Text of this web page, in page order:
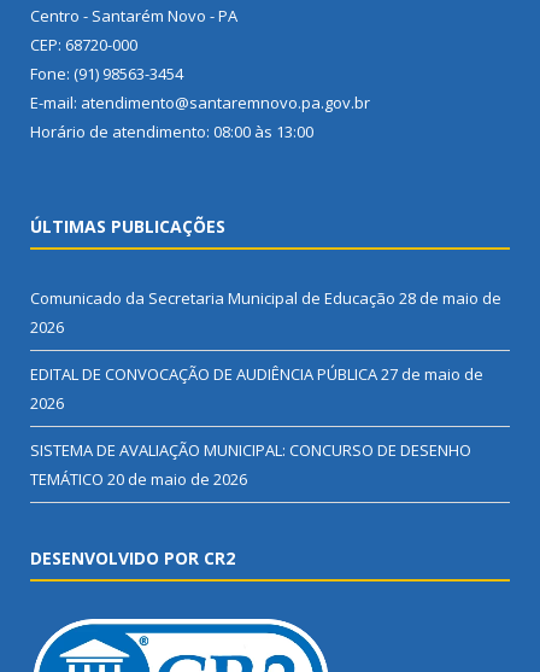
Centro - Santarém Novo - PA
CEP: 68720-000
Fone: (91) 98563-3454
E-mail: atendimento@santaremnovo.pa.gov.br
Horário de atendimento: 08:00 às 13:00
ÚLTIMAS PUBLICAÇÕES
Comunicado da Secretaria Municipal de Educação 28 de maio de
2026
EDITAL DE CONVOCAÇÃO DE AUDIÊNCIA PÚBLICA27 de maio de
2026
SISTEMA DE AVALIAÇÃO MUNICIPAL: CONCURSO DE DESENHO
TEMÁTICO 20 de maio de 2026
DESENVOLVIDO POR CR2